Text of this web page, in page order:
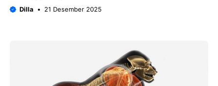
Dilla 21 Desember 2025